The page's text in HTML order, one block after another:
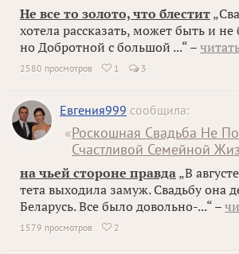
Не все то золото, что блестит
хотела рассказать, может быть и
но Добротной с большой ...“ –
2580 просмотров  1 3
Евгения999 сообщила:
«Роскошная Свадьба Не
Счастливой Семейной
на чьей стороне правда „В
тета выходила замуж. Свадьбу она
Беларусь. Все было довольно-...“ –
1579 просмотров  2